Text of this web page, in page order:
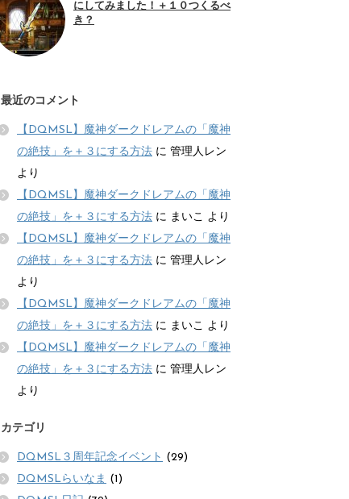
にしてみました！＋１０つくるべ
き？
最近のコメント
【DQMSL】魔神ダークドレアムの「魔神
の絶技」を＋３にする方法 に 管理人レン
より
【DQMSL】魔神ダークドレアムの「魔神
の絶技」を＋３にする方法 に まいこ より
【DQMSL】魔神ダークドレアムの「魔神
の絶技」を＋３にする方法 に 管理人レン
より
【DQMSL】魔神ダークドレアムの「魔神
の絶技」を＋３にする方法 に まいこ より
【DQMSL】魔神ダークドレアムの「魔神
の絶技」を＋３にする方法 に 管理人レン
より
カテゴリ
DQMSL３周年記念イベント (29)
DQMSLらいなま (1)